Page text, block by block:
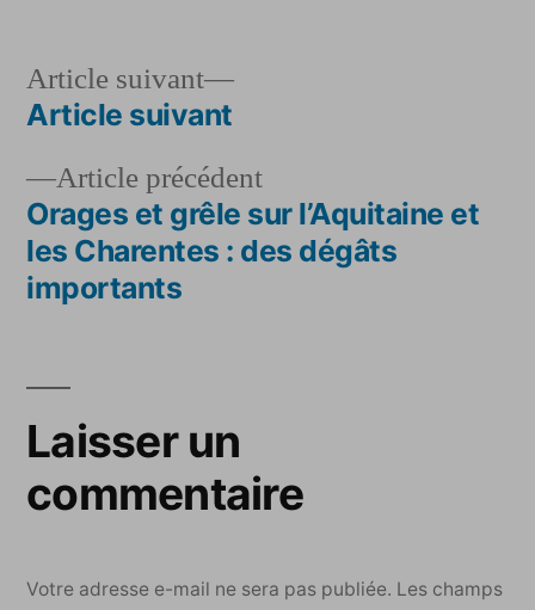
Navigation
de
l’article
Article précédentArticle
précédent :
Orages et grêle sur l’Aquitaine et
les Charentes : des dégâts
importants
Article suivant
Article
Article suivant
Laisser un
commentaire
Votre adresse e-mail ne sera pas publiée. Les champs